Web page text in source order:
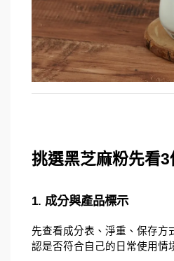
挑選黑芝麻粉先看3
1. 成分與產品標示
先查看成分表、淨重、保存方
認是否符合自己的日常使用情